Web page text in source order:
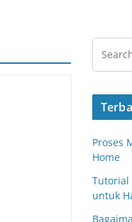
Proses
Home
Tutorial
untuk